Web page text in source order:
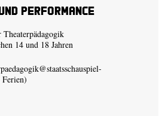
Performance
14 und 18 Jahren